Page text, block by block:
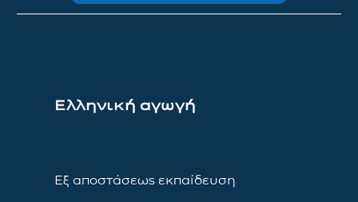
Ελληνική αγωγή
Εξ αποστάσεως εκπαίδευση